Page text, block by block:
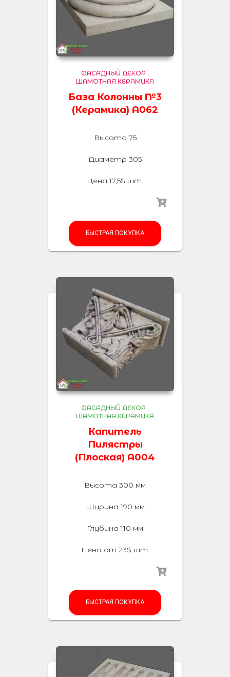
ФАСАДНЫЙ ДЕКОР ,
ШАМОТНАЯ КЕРАМИКА
База Колонны №3
(Керамика) А062
Высота 75
Диаметр 305
Цена 17,5$ шт.
БЫСТРАЯ ПОКУПКА
ФАСАДНЫЙ ДЕКОР ,
ШАМОТНАЯ КЕРАМИКА
Капитель
Пилястры
(Плоская) A004
Высота 300 мм
Ширина 190 мм
Глубина 110 мм
Цена от 23$ шт.
БЫСТРАЯ ПОКУПКА